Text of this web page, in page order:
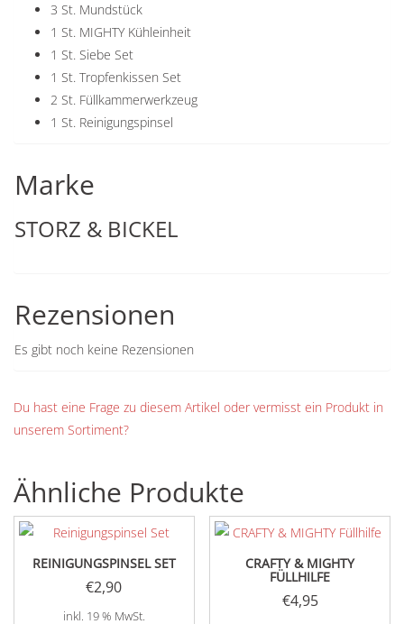
3 St. Mundstück
1 St. MIGHTY Kühleinheit
1 St. Siebe Set
1 St. Tropfenkissen Set
2 St. Füllkammerwerkzeug
1 St. Reinigungspinsel
Marke
STORZ & BICKEL
Rezensionen
Es gibt noch keine Rezensionen
Du hast eine Frage zu diesem Artikel oder vermisst ein Produkt in
unserem Sortiment?
Ähnliche Produkte
REINIGUNGSPINSEL SET
€2,90
inkl. 19 % MwSt.
CRAFTY & MIGHTY
FÜLLHILFE
€4,95